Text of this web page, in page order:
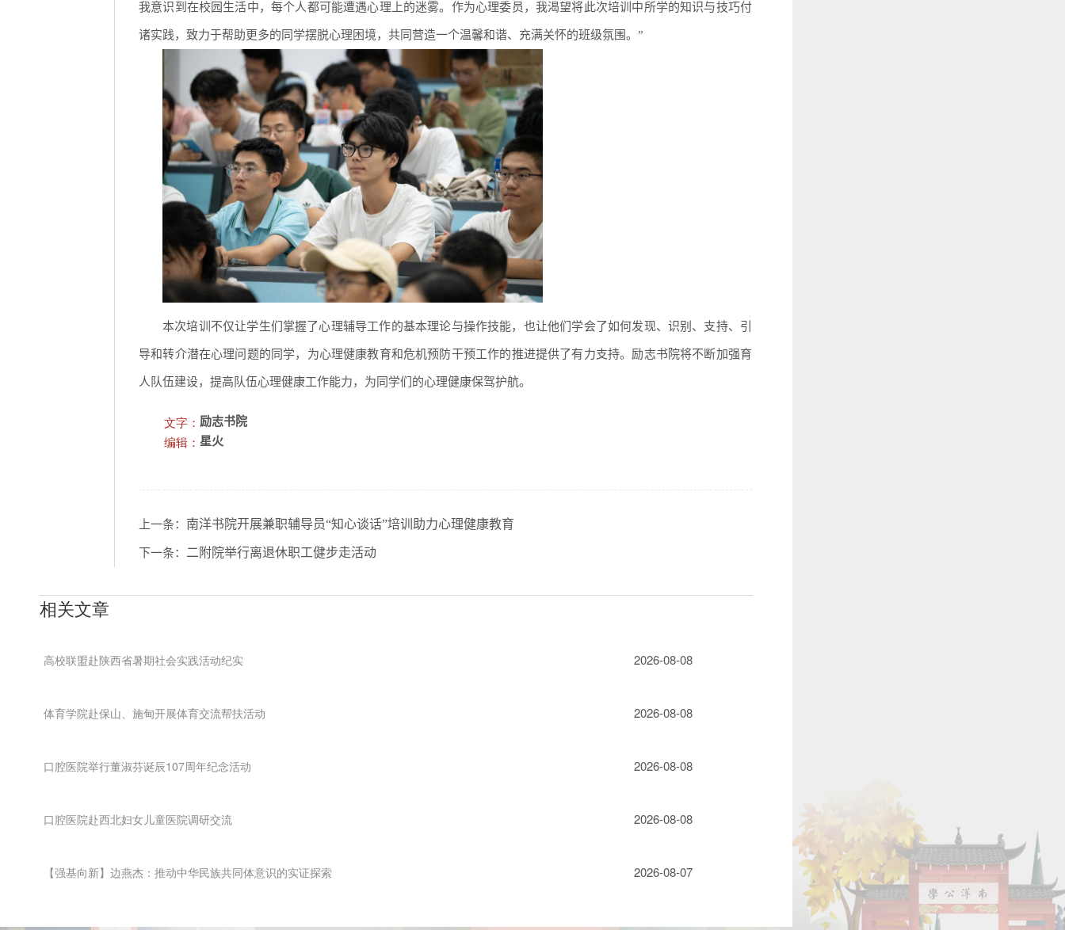
我意识到在校园生活中，每个人都可能遭遇心理上的迷雾。作为心理委员，我渴望将此次培训中所学的知识与技巧付
诸实践，致力于帮助更多的同学摆脱心理困境，共同营造一个温馨和谐、充满关怀的班级氛围。”
本次培训不仅让学生们掌握了心理辅导工作的基本理论与操作技能，也让他们学会了如何发现、识别、支持、引
导和转介潜在心理问题的同学，为心理健康教育和危机预防干预工作的推进提供了有力支持。励志书院将不断加强育
人队伍建设，提高队伍心理健康工作能力，为同学们的心理健康保驾护航。
文字： 励志书院
编辑： 星火
上一条： 南洋书院开展兼职辅导员“知心谈话”培训助力心理健康教育
下一条： 二附院举行离退休职工健步走活动
相关文章
高校联盟赴陕西省暑期社会实践活动纪实 2026-08-08
体育学院赴保山、施甸开展体育交流帮扶活动 2026-08-08
口腔医院举行董淑芬诞辰107周年纪念活动 2026-08-08
口腔医院赴西北妇女儿童医院调研交流 2026-08-08
【强基向新】边燕杰：推动中华民族共同体意识的实证探索 2026-08-07